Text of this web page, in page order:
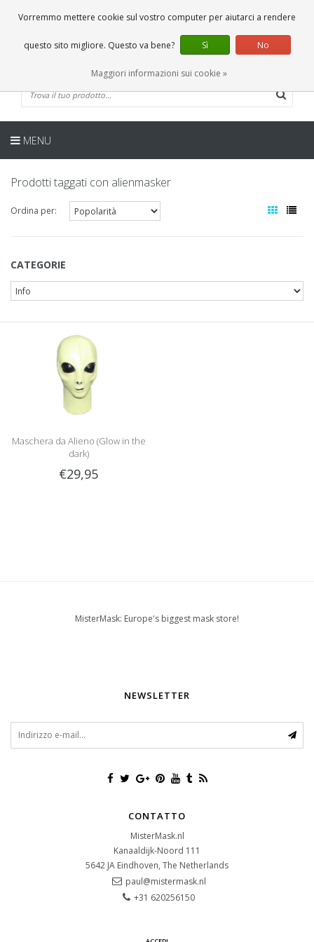
0 Articoli
IT
MENU
Prodotti taggati con alienmasker
Ordina per:
CATEGORIE
Maschera da Alieno (Glow in the
dark)
€29,95
MisterMask: Europe's biggest mask store!
NEWSLETTER
CONTATTO
MisterMask.nl
Kanaaldijk-Noord 111
5642 JA Eindhoven, The Netherlands
paul@mistermask.nl
+31 620256150
Vorremmo mettere cookie sul vostro computer per aiutarci a rendere
questo sito migliore. Questo va bene? Sì No
Maggiori informazioni sui cookie »